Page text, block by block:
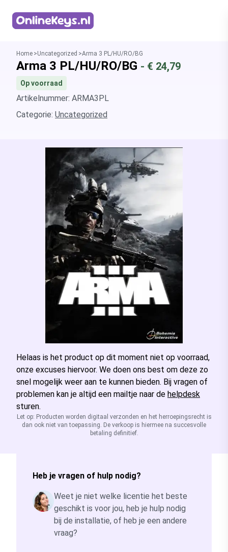
Home Uncategorized Arma 3 PL/HU/RO/BG
Arma 3 PL/HU/RO/BG - € 24,79
Op voorraad
Artikelnummer: ARMA3PL
Categorie: Uncategorized
Helaas is het product op dit moment niet op voorraad,
onze excuses hiervoor. We doen ons best om deze zo
snel mogelijk weer aan te kunnen bieden. Bij vragen of
problemen kan je altijd een mailtje naar de helpdesk
sturen.
Let op: Producten worden digitaal verzonden en het herroepingsrecht is
dan ook niet van toepassing. De verkoop is hiermee na succesvolle
betaling definitief.
Heb je vragen of hulp nodig?
Weet je niet welke licentie het beste
geschikt is voor jou, heb je hulp nodig
bij de installatie, of heb je een andere
vraag?